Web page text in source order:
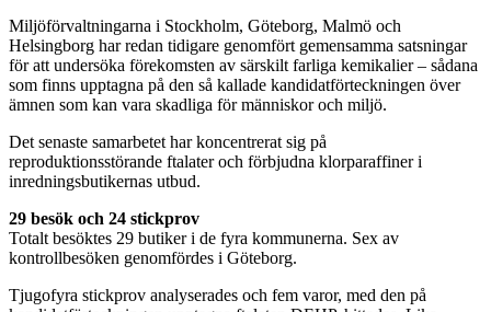
Miljöförvaltningarna i Stockholm, Göteborg, Malmö och
Helsingborg har redan tidigare genomfört gemensamma satsningar
för att undersöka förekomsten av särskilt farliga kemikalier – sådana
som finns upptagna på den så kallade kandidatförteckningen över
ämnen som kan vara skadliga för människor och miljö.
Det senaste samarbetet har koncentrerat sig på
reproduktionsstörande ftalater och förbjudna klorparaffiner i
inredningsbutikernas utbud.
29 besök och 24 stickprov
Totalt besöktes 29 butiker i de fyra kommunerna. Sex av
kontrollbesöken genomfördes i Göteborg.
Tjugofyra stickprov analyserades och fem varor, med den på